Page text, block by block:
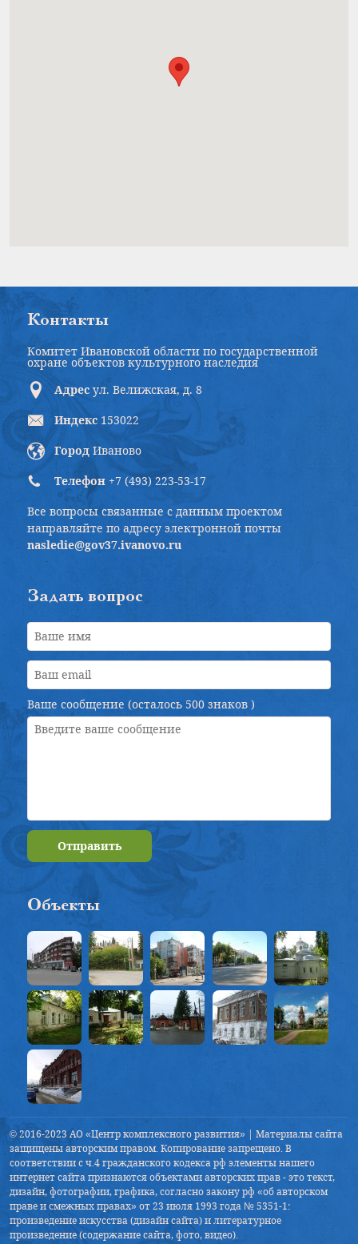
Контакты
Комитет Ивановской области по государственной
охране объектов культурного наследия
Адрес ул. Велижская, д. 8
Индекс 153022
Город Иваново
Телефон +7 (493) 223-53-17
Все вопросы связанные с данным проектом
направляйте по адресу электронной почты
nasledie@gov37.ivanovo.ru
Задать вопрос
Ваше сообщение (осталось 500 знаков )
Отправить
Объекты
© 2016-2023 АО «Центр комплексного развития» | Материалы сайта
защищены авторским правом. Копирование запрещено. В
соответствии с ч.4 гражданского кодекса рф элементы нашего
интернет сайта признаются объектами авторских прав - это текст,
дизайн, фотографии, графика, согласно закону рф «об авторском
праве и смежных правах» от 23 июля 1993 года № 5351-1:
произведение искусства (дизайн сайта) и литературное
произведение (содержание сайта, фото, видео).